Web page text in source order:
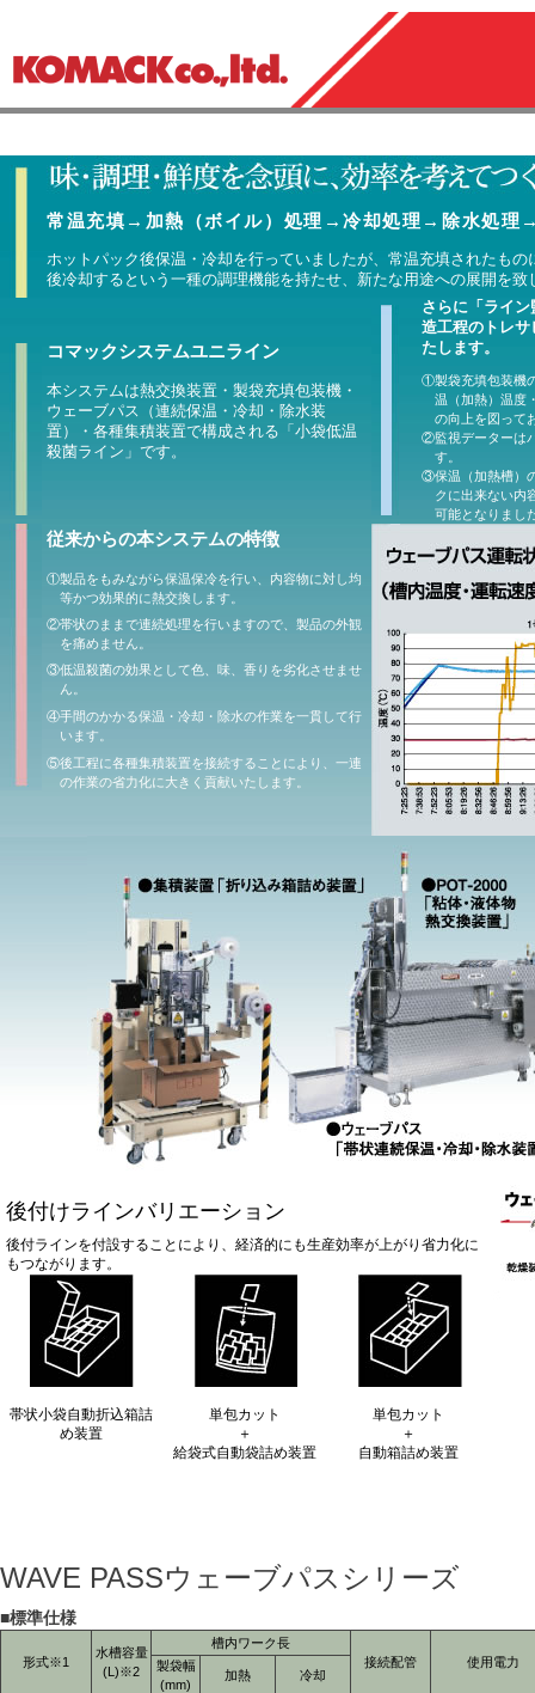
常温充填→加熱（ボイル）処理→冷却処理→除水処理
ホットパック後保温・冷却を行っていましたが、常温充填されたも
後冷却するという一種の調理機能を持たせ、新たな用途への展開を致
さらに「ライ
造工程のトレ
たします。
①製袋充填包装機
温（加熱）温度
の向上を図って
②監視データーは
す。
③保温（加熱槽）
クに出来ない内
可能となりまし
コマックシステムユニライン
本システムは熱交換装置・製袋充填包装機・
ウェーブパス（連続保温・冷却・除水装
置）・各種集積装置で構成される「小袋低温
殺菌ライン」です。
従来からの本システムの特徴
①製品をもみながら保温保冷を行い、内容物に対し均
等かつ効果的に熱交換します。
②帯状のままで連続処理を行いますので、製品の外観
を痛めません。
③低温殺菌の効果として色、味、香りを劣化させませ
ん。
④手間のかかる保温・冷却・除水の作業を一貫して行
います。
⑤後工程に各種集積装置を接続することにより、一連
の作業の省力化に大きく貢献いたします。
後付けラインバリエーション
後付ラインを付設することにより、経済的にも生産効率が上がり省力化に
もつながります。
帯状小袋自動折込箱詰
め装置
単包カット
＋
給袋式自動袋詰め装置
単包カット
＋
自動箱詰め装置
WAVE PASSウェーブパスシリーズ
■標準仕様
形式※1
水槽容量
(L)※2
槽内ワーク長
接続配管
使用電力
製袋幅
(mm)
加熱 冷却